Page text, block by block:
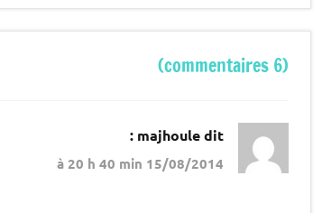
(6 commentaires)
majhouledit :
15/08/2014 à 20 h 40 min